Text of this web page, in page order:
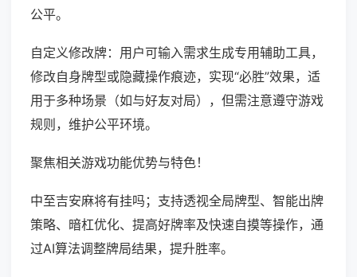
公平。
自定义修改牌：用户可输入需求生成专用辅助工具，
修改自身牌型或隐藏操作痕迹，实现“必胜”效果，适
用于多种场景（如与好友对局），但需注意遵守游戏
规则，维护公平环境。
聚焦相关游戏功能优势与特色！
中至吉安麻将有挂吗；支持透视全局牌型、智能出牌
策略、暗杠优化、提高好牌率及快速自摸等操作，通
过AI算法调整牌局结果，提升胜率。